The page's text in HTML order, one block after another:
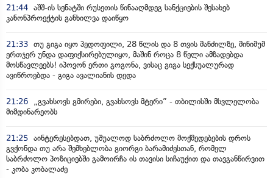
21:44 აშშ-ის სენატში რუსეთის წინააღმდეგ სანქციების შესახებ
კანონპროექტის განხილვა დაიწყო
21:33 თუ გიგა იყო პედოფილი, 28 წლის და 8 თვის მანძილზე, მინიმუმ
ერთჯერ უნდა დაფიქსირებულიყო, მაშინ როცა 8 წელი ამზადებდა
მოსწავლეებს! იპოვონ ერთი გოგონა, ვისაც გიგა სექსუალურად
ავიწროებდა - გიგა ავალიანის დედა
21:26
„გვახსოვს გმირები, გვახსოვს მტერი” - თბილისში მსვლელობა
მიმდინარეობს
21:25 აინტერესებდათ, უშუალოდ საბრძოლო მოქმედებების დროს
გვქონდა თუ არა შემხებლობა გიორგი ბარამიძესთან, რომელ
საბრძოლო პოზიციებში გამოირჩა ის თავისი სიჩაუქით და თავგანწირვით
- კობა კობალაძე